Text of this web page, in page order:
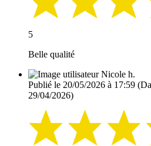
5
Belle qualité
Nicole h.
Publié le 20/05/2026 à 17:59
29/04/2026)